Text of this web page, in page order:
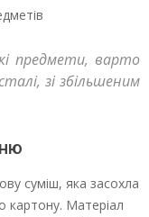
предмети, варто
зі збільшеним
суміш, яка засохла
картону. Матеріал